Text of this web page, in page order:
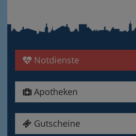
Notdienste
Apotheken
Gutscheine